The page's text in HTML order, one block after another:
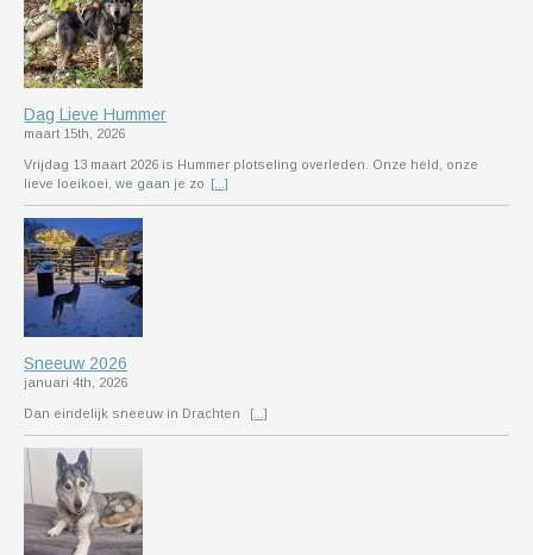
Dag Lieve Hummer
maart 15th, 2026
Vrijdag 13 maart 2026 is Hummer plotseling overleden. Onze held, onze
lieve loeikoei, we gaan je zo [...]
Sneeuw 2026
januari 4th, 2026
Dan eindelijk sneeuw in Drachten [...]